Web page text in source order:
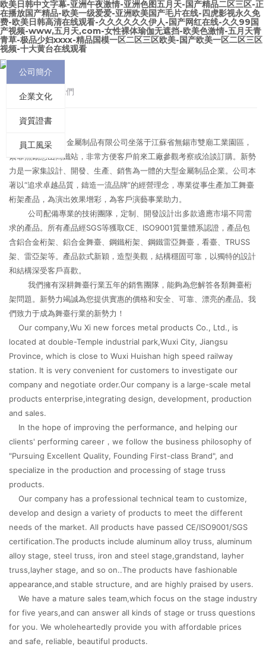
欧美日韩中文字幕-亚洲午夜激情-亚洲色图五月天-国产精品二区三区-正
在播放国产精品-欧美一级爱爱-亚洲欧美国产毛片在线-四虎影视永久免
费-欧美日韩高清在线观看-久久久久久久伊人-国产网红在线-久久99国
产视频-www,五月天,com-女性裸体瑜伽无遮挡-欧美色激情-五月天青
青草-极品少妇xxxx-精品国模一区二区三区欧美-国产欧美一区二区三区
视频-十大黄台在线观看
公司簡介
企業文化
資質證書
員工風采
首頁 / 關于我們
無錫新勢力金屬制品有限公司坐落于江蘇省無錫市雙廟工業園區，
緊靠無錫惠山高鐵站，非常方便客戶前來工廠參觀考察或洽談訂購。新勢
力是一家集設計、開發、生產、銷售為一體的大型金屬制品企業。公司本
著以“追求卓越品質，鑄造一流品牌”的經營理念，專業從事生產加工舞臺
桁架產品，為演出效果增彩，為客戶演藝事業助力。
公司配備專業的技術團隊，定制、開發設計出多款適應市場不同需
求的產品。所有產品經SGS等獲取CE、ISO9001質量體系認證，產品包
含鋁合金桁架、鋁合金舞臺、鋼鐵桁架、鋼鐵雷亞舞臺，看臺、TRUSS
架、雷亞架等。產品款式新穎，造型美觀，結構穩固可靠，以獨特的設計
和結構深受客戶喜歡。
我們擁有深耕舞臺行業五年的銷售團隊，能夠為您解答各類舞臺桁
架問題。新勢力竭誠為您提供實惠的價格和安全、可靠、漂亮的產品。我
們致力于成為舞臺行業的新勢力！
Our company,Wu Xi new forces metal products Co., Ltd., is
located at double-Temple industrial park,Wuxi City, Jiangsu
Province, which is close to Wuxi Huishan high speed railway
station. It is very convenient for customers to investigate our
company and negotiate order.Our company is a large-scale metal
products enterprise,integrating design, development, production
and sales.
In the hope of improving the performance, and helping our
clients' performing career，we follow the business philosophy of
"Pursuing Excellent Quality, Founding First-class Brand", and
specialize in the production and processing of stage truss
products.
Our company has a professional technical team to customize,
develop and design a variety of products to meet the different
needs of the market. All products have passed CE/ISO9001/SGS
certification.The products include aluminum alloy truss, aluminum
alloy stage, steel truss, iron and steel stage,grandstand, layher
truss,layher stage, and so on..The products have fashionable
appearance,and stable structure, and are highly praised by users.
We have a mature sales team,which focus on the stage industry
for five years,and can answer all kinds of stage or truss questions
for you. We wholeheartedly provide you with affordable prices
and safe, reliable, beautiful products.